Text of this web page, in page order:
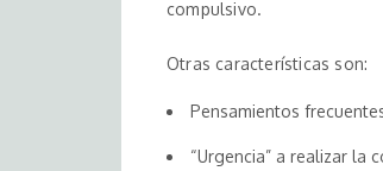
compulsivo.
Otras características son:
Pensamientos
“Urgencia” a realizar la